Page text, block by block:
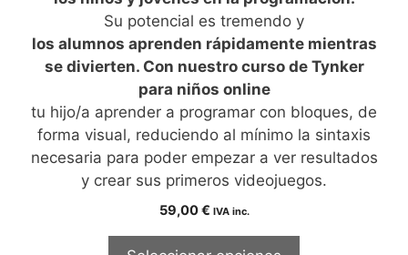
Su potencial es tremendo y
los alumnos aprenden rápidamente mientras
se divierten. Con nuestro curso de Tynker
para niños online
tu hijo/a aprender a programar con bloques, de
forma visual, reduciendo al mínimo la sintaxis
necesaria para poder empezar a ver resultados
y crear sus primeros videojuegos.
59,00€ IVA inc.